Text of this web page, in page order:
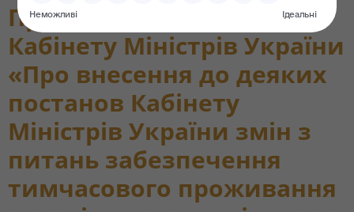
Проєкт постанови
Кабінету Міністрів України
«Про внесення до деяких
постанов Кабінету
Міністрів України змін з
питань забезпечення
тимчасового проживання